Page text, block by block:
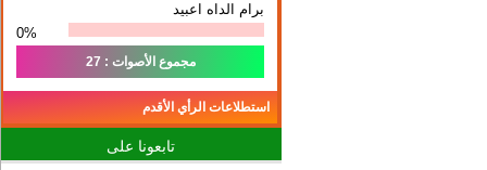
برام الداه اعبيد
0%
مجموع الأصوات : 27
استطلاعات الرأي الأقدم
تابعونا على